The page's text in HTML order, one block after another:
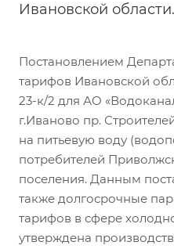
Ивановской области.
Постановлением
тарифов Ивановской
23-к/2 для АО
г.Иваново пр.
на питьевую воду
потребителей
поселения. Данным
также долгосрочные
тарифов в сфере
утверждена